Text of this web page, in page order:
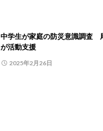
中学生が家庭の防災意識調査
が活動支援
2025年2月26日